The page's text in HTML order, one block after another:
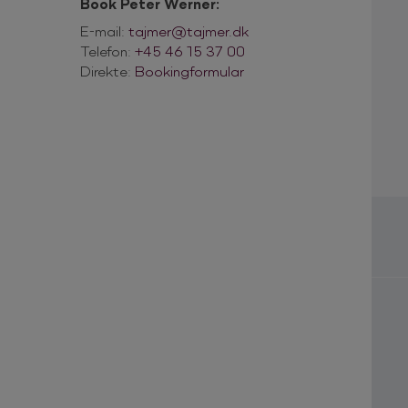
E-mail: tajmer@tajmer.dk
Telefon: +45 46 15 37 00
Direkte: Bookingformular